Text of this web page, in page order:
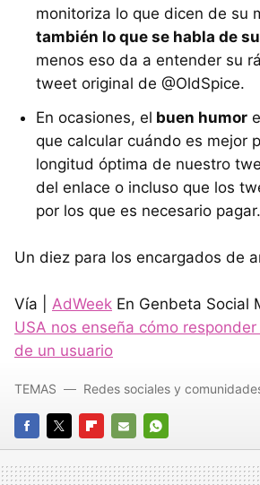
monitoriza lo que dicen de su
también lo que se habla de
menos eso da a entender su
tweet original de @OldSpice.
En ocasiones, el buen humor
que calcular cuándo es mejor
longitud óptima de nuestro
del enlace o incluso que los
por los que es necesario pagar.
Un diez para los encargados de
Vía | AdWeek En Genbeta Social
USA nos enseña cómo
de un usuario
FACEBOOK
TWITTERFLIPBOARD
E-
MAIL
WHATSAPP
TEMAS Redes sociales y